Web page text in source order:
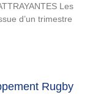
Les
d’un trimestre
Rugby